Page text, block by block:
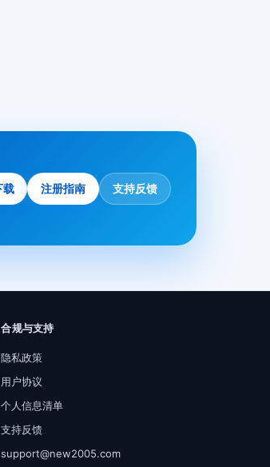
载 注册指南 支持反馈
合规与支持
隐私政策
用户协议
个人信息清单
支持反馈
support@new2005.com